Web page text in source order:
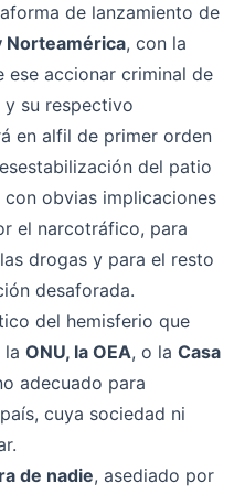
de lanzamiento de
Norteamérica, con la
ese accionar criminal de
y su respectivo
en alfil de primer orden
del patio
con obvias implicaciones
el narcotráfico, para
drogas y para el resto
desaforada.
del hemisferio que
la ONU, la OEA, o la Casa
adecuado para
cuya sociedad ni
de nadie, asediado por